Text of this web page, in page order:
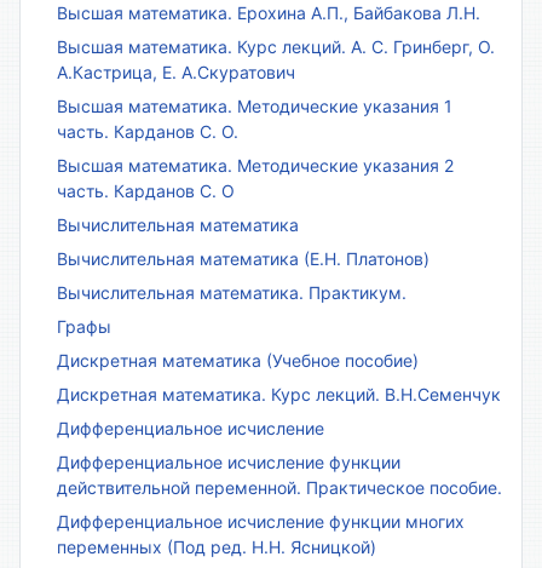
Высшая математика. Ерохина А.П., Байбакова Л.Н.
Высшая математика. Курс лекций. А. С. Гринберг, О.
А.Кастрица, Е. А.Скуратович
Высшая математика. Методические указания 1
часть. Карданов С. О.
Высшая математика. Методические указания 2
часть. Карданов С. О
Вычислительная математика
Вычислительная математика (Е.Н. Платонов)
Вычислительная математика. Практикум.
Графы
Дискретная математика (Учебное пособие)
Дискретная математика. Курс лекций. В.Н.Семенчук
Дифференциальное исчисление
Дифференциальное исчисление функции
действительной переменной. Практическое пособие.
Дифференциальное исчисление функции многих
переменных (Под ред. Н.Н. Ясницкой)